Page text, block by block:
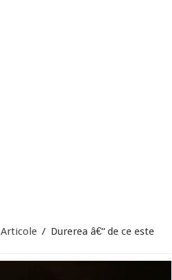
Articole / Durerea â€“ de ce este